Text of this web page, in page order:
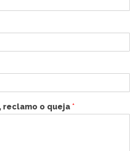
reclamo o queja *